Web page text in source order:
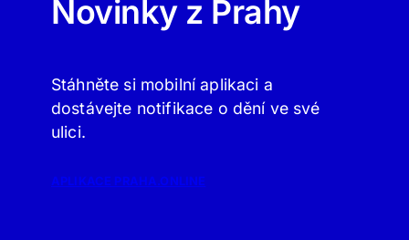
Novinky z Prahy
Stáhněte si mobilní aplikaci a
dostávejte notifikace o dění ve své
ulici.
APLIKACE PRAHA.ONLINE